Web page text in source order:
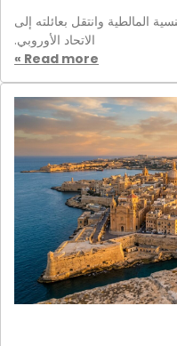
وانتقل بعائلته إلى
الاتحاد الأوروبي.
Read more »